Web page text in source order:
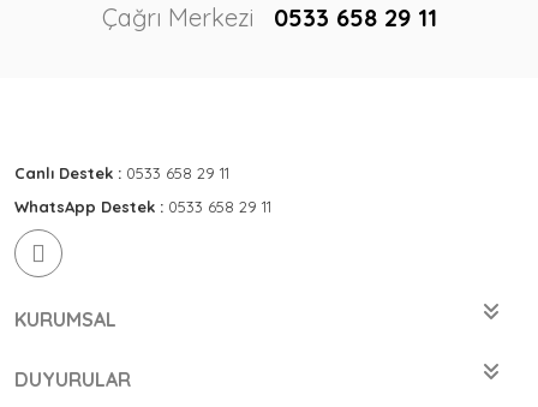
Çağrı Merkezi
0533 658 29 11
Canlı Destek : 0533 658 29 11
WhatsApp Destek : 0533 658 29 11
KURUMSAL
DUYURULAR